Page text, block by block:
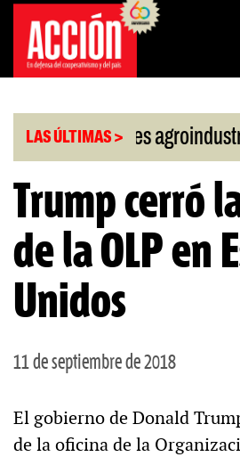
Saltar
contenido
LAS ÚLTIMAS >
Exportaciones
Trump cerró
de la OLP en
Unidos
11 de septiembre de 2018
El gobierno de Donald
de la oficina de la